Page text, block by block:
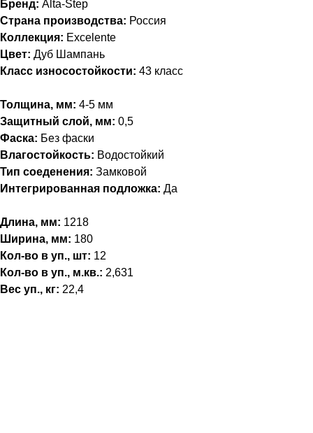
Бренд: Alta-Step
Страна производства: Россия
Коллекция: Excelente
Цвет: Дуб Шампань
Класс износостойкости: 43 класс
Толщина, мм: 4-5 мм
Защитный слой, мм: 0,5
Фаска: Без фаски
Влагостойкость: Водостойкий
Тип соеденения: Замковой
Интегрированная подложка: Да
Длина, мм: 1218
Ширина, мм: 180
Кол-во в уп., шт: 12
Кол-во в уп., м.кв.: 2,631
Вес уп., кг: 22,4